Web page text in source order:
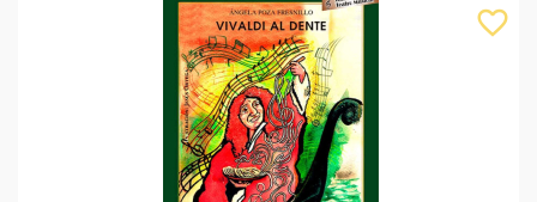
favorite_border